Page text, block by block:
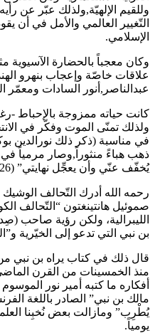
وللقيم الإلهيّة,ولذلك عبّر عن
التّغيير العالمي والأمل في أن
الإسلامي.
وكان معجباً بالحضارة الآسيوية
علاقات خاصّة وإعجاب بنهرو
عبدالناصر,أنور السادات ومعمّر
كانت حياته ممزوجة بالإحباط -
ولذلك تمنّى الموت وفكّر في
في مناسبة (ذكر ذلك نورالدين
ذهب هباءً منثوراً,وصار مرمياً
يُخفّف عنّي وأن يعجِّل نهايتي” (26 فبراير 1958″.
رحمه الله أدرك التّحالف الوشيك
صموئيل هانتينغتون “التّحالف
الليبرالية، ولكن رؤية صاحب
بن نبي التي تدعو إلى الخيّرية
قال ذلك في كتاب يراه بن نبي من
منذ الخمسينات من القرن
أفكاره ما كتبه أمير نور
مالك بن نبي” الصادر باللغة
يُطْرِب” ومازالت بعض نُخبِنا
يومياً.